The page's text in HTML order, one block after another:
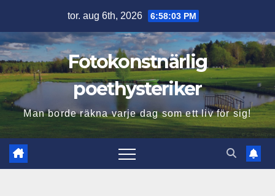
innehåll
tor. aug 6th, 2026 6:58:04 PM
Fotokonstnärlig
poethysteriker
Man borde räkna varje dag som ett liv för sig!